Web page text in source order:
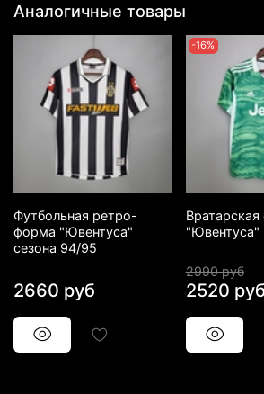
Аналогичные товары
Футбольная ретро-
форма "Ювентуса"
сезона 94/95
2660 руб
-16%
"Ювентуса"
2990 руб
2520 руб